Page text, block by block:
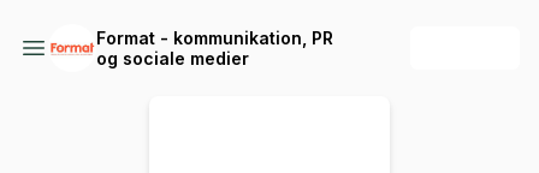
Format - kommunikation, PR
og sociale medier